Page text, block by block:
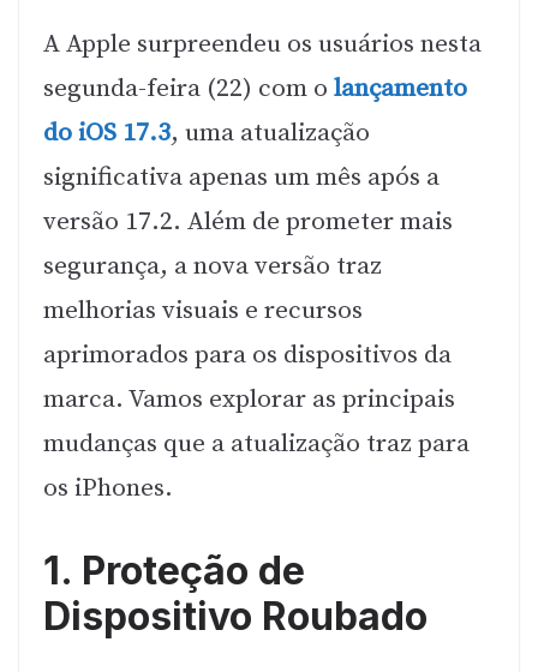
A Apple surpreendeu os usuários nesta
segunda-feira (22) com o lançamento
do iOS 17.3, uma atualização
significativa apenas um mês após a
versão 17.2. Além de prometer mais
segurança, a nova versão traz
melhorias visuais e recursos
aprimorados para os dispositivos da
marca. Vamos explorar as principais
mudanças que a atualização traz para
os iPhones.
1. Proteção de
Dispositivo Roubado